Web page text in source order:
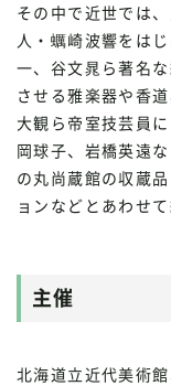
その中で近世では
人・蠣崎波響をは
一、谷文晁ら著名
させる雅楽器や香
大観ら帝室技芸員
岡球子、岩橋英遠
の丸尚蔵館の収蔵
ョンなどとあわせて
主催
北海道立近代美術